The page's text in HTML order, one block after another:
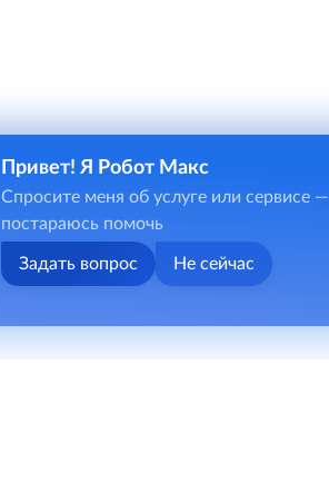
Привет! Я Робот Макс
Спросите меня об услуге или сервисе —
постараюсь помочь
Задать вопрос Не сейчас